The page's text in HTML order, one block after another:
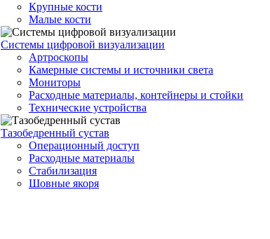
Крупные кости
Малые кости
Системы цифровой визуализации
Артроскопы
Камерные системы и источники света
Мониторы
Расходные материалы, контейнеры и стойки
Технические устройства
Тазобедренный сустав
Операционный доступ
Расходные материалы
Стабилизация
Шовные якоря